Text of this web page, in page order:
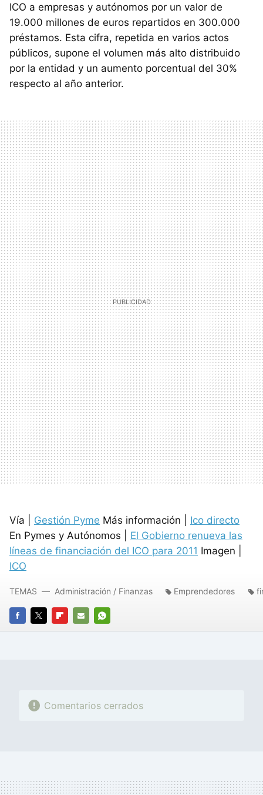
ICO a empresas y autónomos por un valor de
19.000 millones de euros repartidos en 300.000
préstamos. Esta cifra, repetida en varios actos
públicos, supone el volumen más alto distribuido
por la entidad y un aumento porcentual del 30%
respecto al año anterior.
Vía | Gestión Pyme Más información | Ico directo
En Pymes y Autónomos | El Gobierno renueva las
líneas de financiación del ICO para 2011 Imagen |
ICO
FACEBOOK
TWITTERFLIPBOARD
E-
WHATSAPP
TEMAS Administración / Finanzas Emprendedores
Comentarios cerrados